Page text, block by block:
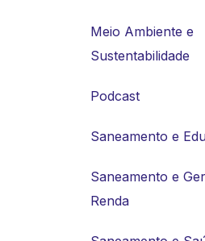
Meio Ambiente e
Sustentabilidade
Podcast
Saneamento e
Saneamento e
Renda